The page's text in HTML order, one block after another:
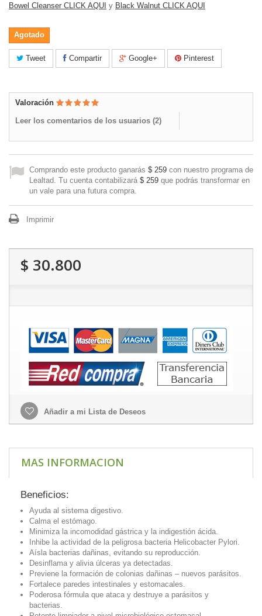
Bowel Cleanser CLICK AQUI y Black Walnut CLICK AQUI
Agotado
Tweet Compartir Google+ Pinterest
Valoración
Leer los comentarios de los usuarios (2)
Comprando este producto ganarás $ 259 con nuestro programa de
Lealtad. Tu cuenta contabilizará $ 259 que podrás transformar en
un vale para una futura compra.
Imprimir
$ 30.800
Añadir a mi Lista de Deseos
MAS INFORMACION
Beneficios:
Ayuda al sistema digestivo.
Calma el estómago.
Minimiza la incomodidad gástrica y la indigestión ácida.
Inhibe la actividad de la peligrosa bacteria Helicobacter Pylori.
Aísla bacterias dañinas, evitando su reproducción.
Desinflama y alivia úlceras ya detectadas.
Previene la formación de colonias dañinas – nuevos parásitos.
Fortalece paredes intestinales y estomacales.
Poderosa fórmula que ataca y destruye a parásitos y
bacterias.